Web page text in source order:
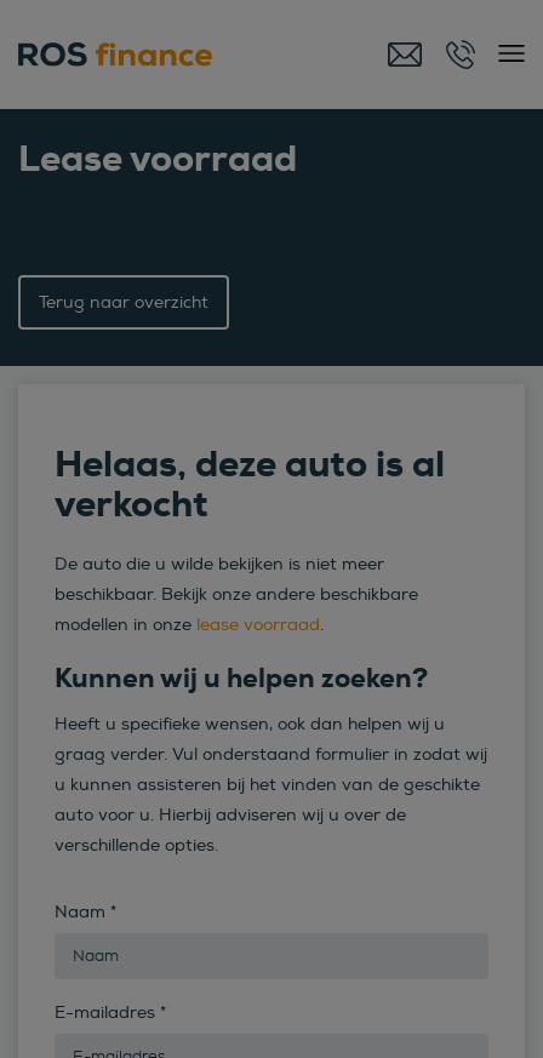
Lease voorraad
Terug naar overzicht
Helaas, deze auto is al
verkocht
De auto die u wilde bekijken is niet meer
beschikbaar. Bekijk onze andere beschikbare
modellen in onze lease voorraad.
Kunnen wij u helpen zoeken?
Heeft u specifieke wensen, ook dan helpen wij u
graag verder. Vul onderstaand formulier in zodat wij
u kunnen assisteren bij het vinden van de geschikte
auto voor u. Hierbij adviseren wij u over de
verschillende opties.
Naam *
E-mailadres *